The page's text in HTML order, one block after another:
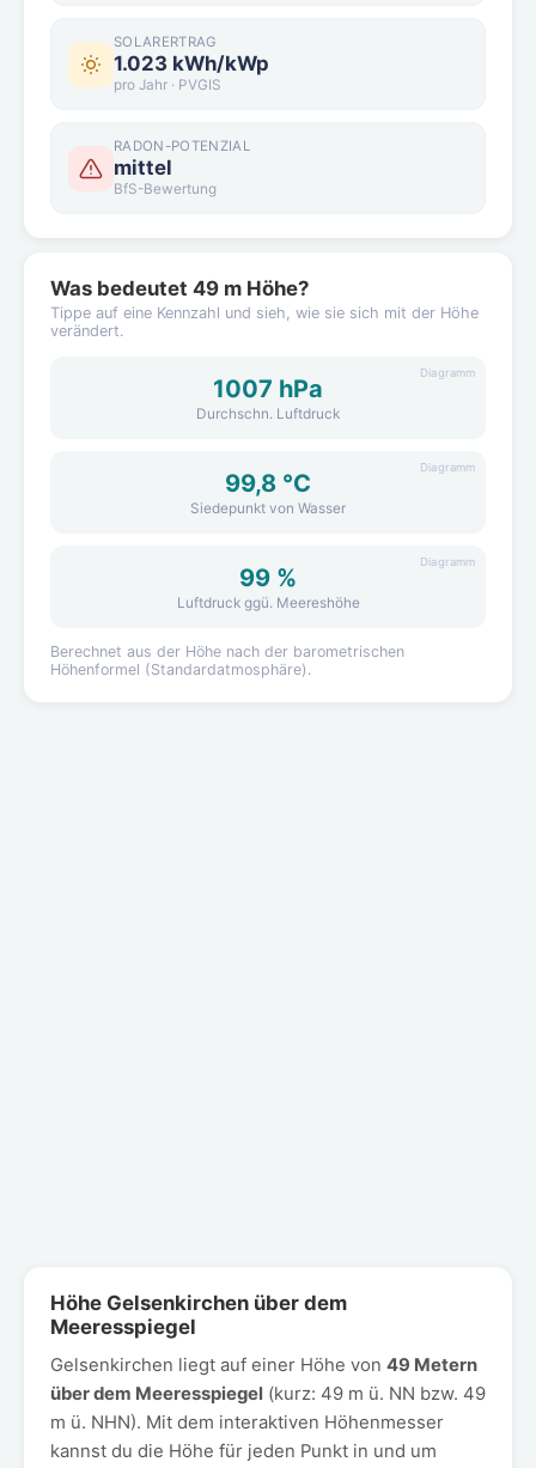
SOLARERTRAG
1.023 kWh/kWp
pro Jahr · PVGIS
RADON-POTENZIAL
mittel
BfS-Bewertung
Was bedeutet 49 m Höhe?
Tippe auf eine Kennzahl und sieh, wie sie sich mit der Höhe
verändert.
1007 hPa
Durchschn. Luftdruck
Diagramm
99,8 °C
Siedepunkt von Wasser
Diagramm
99 %
Luftdruck ggü. Meereshöhe
Diagramm
Berechnet aus der Höhe nach der barometrischen
Höhenformel (Standardatmosphäre).
Höhe Gelsenkirchen über dem
Meeresspiegel
Gelsenkirchen liegt auf einer Höhe von 49 Metern
über dem Meeresspiegel (kurz: 49 m ü. NN bzw. 49
m ü. NHN). Mit dem interaktiven Höhenmesser
kannst du die Höhe für jeden Punkt in und um